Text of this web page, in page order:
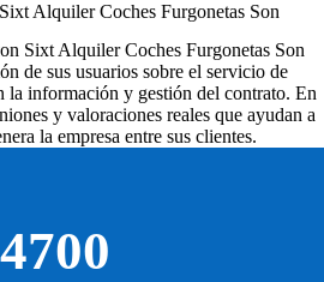
Alquiler Coches Furgonetas Son
Sixt Alquiler Coches Furgonetas Son
de sus usuarios sobre el servicio de
la información y gestión del contrato. En
y valoraciones reales que ayudan a
la empresa entre sus clientes.
4700